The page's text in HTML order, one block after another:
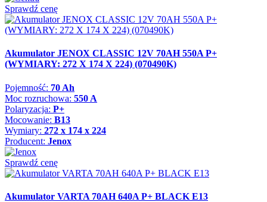
Sprawdź cenę
Akumulator JENOX CLASSIC 12V 70AH 550A P+
(WYMIARY: 272 X 174 X 224) (070490K)
Pojemność: 70 Ah
Moc rozruchowa: 550 A
Polaryzacja: P+
Mocowanie: B13
Wymiary: 272 x 174 x 224
Producent: Jenox
Sprawdź cenę
Akumulator VARTA 70AH 640A P+ BLACK E13